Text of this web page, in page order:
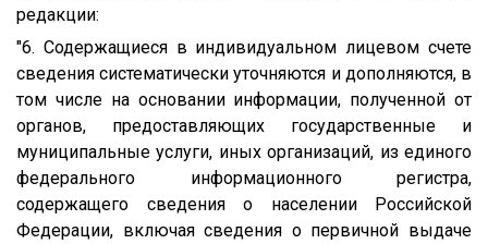
редакции:
"6. Содержащиеся в индивидуальном лицевом счете
сведения систематически уточняются и дополняются, в
том числе на основании информации, полученной от
органов, предоставляющих государственные и
муниципальные услуги, иных организаций, из единого
федерального информационного регистра,
содержащего сведения о населении Российской
Федерации, включая сведения о первичной выдаче